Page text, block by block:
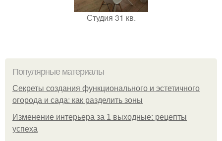
Студия 31 кв.
Популярные материалы
Секреты создания функционального и эстетичного
огорода и сада: как разделить зоны
Изменение интерьера за 1 выходные: рецепты
успеха